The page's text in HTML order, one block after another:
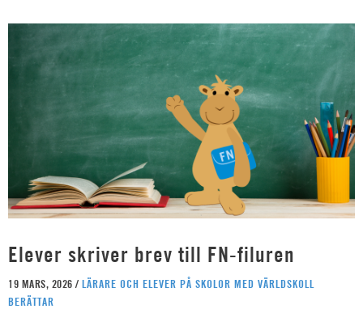
Elever skriver brev till FN-filuren
19 MARS, 2026 / LÄRARE OCH ELEVER PÅ SKOLOR MED VÄRLDSKOLL
BERÄTTAR